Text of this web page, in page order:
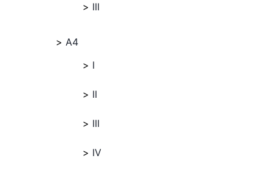
III
A4
I
II
III
IV